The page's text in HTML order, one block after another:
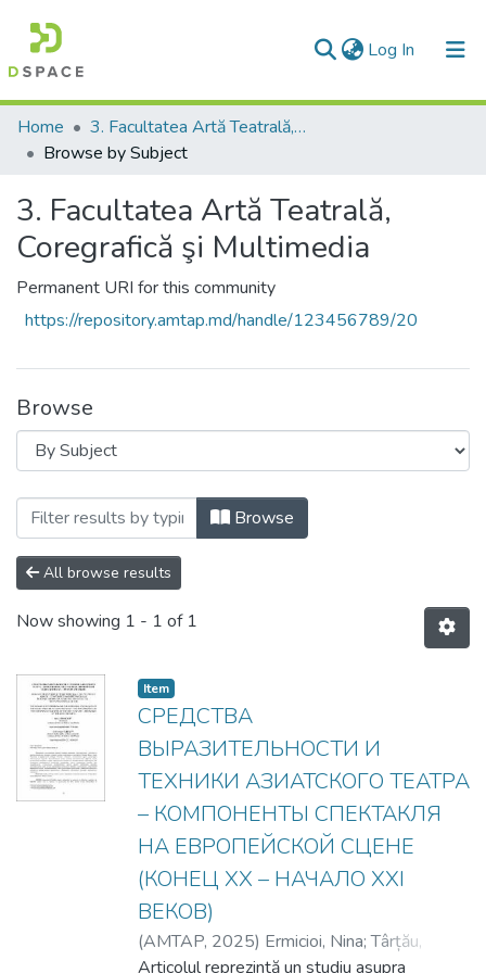
Log In (current)
Communities & Collections
All of DSpace
Home
3. Facultatea Artă Teatrală, Coregrafică şi Multimedia
Browse by Subject
3. Facultatea Artă Teatrală,
Coregrafică şi Multimedia
Permanent URI for this community
https://repository.amtap.md/handle/123456789/20
Browse
Browsing 3. Facultatea Artă Teatrală,
Browse
All browse results
Now showing 1 - 1 of 1
Item
СРЕДСТВА
ВЫРАЗИТЕЛЬНОСТИ И
ТЕХНИКИ АЗИАТСКОГО ТЕАТРА
– КОМПОНЕНТЫ СПЕКТАКЛЯ
НА ЕВРОПЕЙСКОЙ СЦЕНЕ
(КОНЕЦ XX – НАЧАЛО XXI
ВЕКОВ)
(AMTAP, 2025) Ermicioi, Nina;Târțău,
Svetlana
Articolul reprezintă un studiu asupra